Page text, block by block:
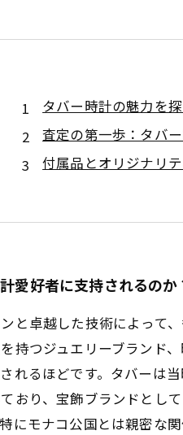
タバー時計の魅力を
査定の第一歩：タバ
付属品とオリジナリ
賢い選択をするため
買取専門店での査定
あなたの大切なタバ
愛好者に支持されるのか
と卓越した技術によって
持つジュエリーブランド
れるほどです。タバーは
おり、宝飾ブランドとし
にモナコ公国とは親密な